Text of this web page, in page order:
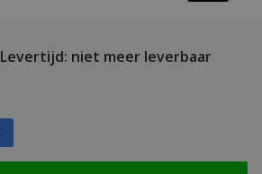
Levertijd: niet meer leverbaar